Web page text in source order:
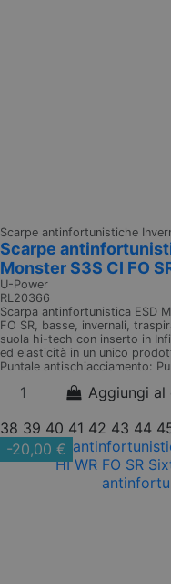
Scarpe antinfortunistiche
Scarpe
Monster S3S CI FO
U-Power
RL20366
Scarpa antinfortunistica ESD
FO SR, basse, invernali,
suola hi-tech con inserto in
ed elasticità in un unico
Puntale antischiacciamento:
Aggiungi al
38 39 40 41 42 43 44
-20,00 €